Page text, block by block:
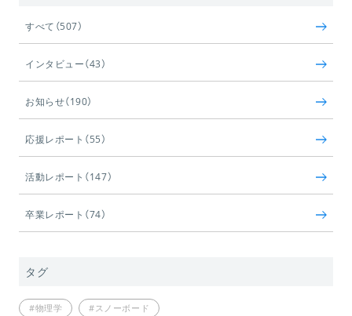
すべて（507）
インタビュー（43）
お知らせ（190）
応援レポート（55）
活動レポート（147）
卒業レポート（74）
タグ
#物理学 #スノーボード